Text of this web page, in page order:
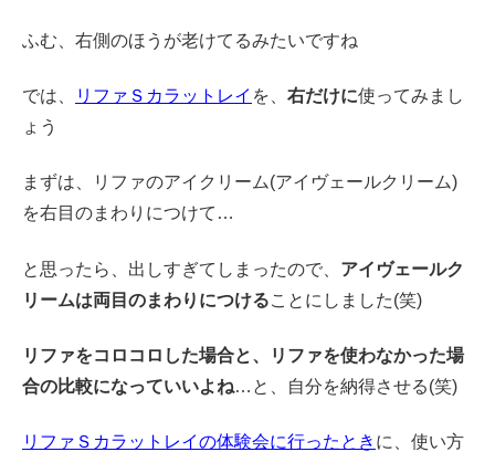
ふむ、右側のほうが老けてるみたいですね
では、 リファＳカラットレイ を、 右だけに使ってみまし
ょう
まずは、リファのアイクリーム(アイヴェールクリーム)
を右目のまわりにつけて…
と思ったら、出しすぎてしまったので、 アイヴェールク
リームは両目のまわりにつけることにしました(笑)
リファをコロコロした場合と、リファを使わなかった場
合の比較になっていいよね…と、自分を納得させる(笑)
リファＳカラットレイの体験会に行ったとき に、使い方